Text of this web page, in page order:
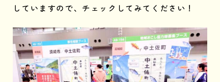
していますので、チェックしてみてください！